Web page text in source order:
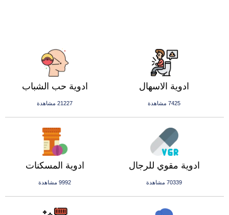
ادوية حب الشباب
21227 مشاهدة
ادوية الاسهال
7425 مشاهدة
ادوية المسكنات
9992 مشاهدة
ادوية مقوي للرجال
70339 مشاهدة